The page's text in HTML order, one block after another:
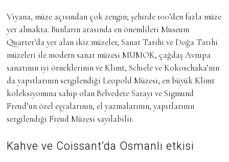
Viyana, müze açısından çok zengin; şehirde 100’den fazla müze
yer almakta. Bunların arasında en önemlileri Museum
Quarter’da yer alan ikiz müzeler, Sanat Tarihi ve Doğa Tarihi
müzeleri ile modern sanat müzesi MUMOK, çağdaş Avrupa
sanatının iyi örneklerinin ve Klimt, Schiele ve Kokoschaka’nın
da yapıtlarının sergilendiği Leopold Müzesi, en büyük Klimt
koleksiyonuna sahip olan Belvedere Sarayı ve Sigmund
Freud’un özel eşyalarının, el yazmalarının, yapıtlarının
sergilendiği Freud Müzesi sayılabilir.
Kahve ve Coissant’da Osmanlı etkisi